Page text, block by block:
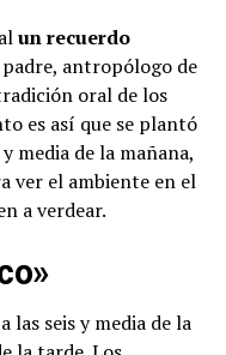
un recuerdo
antropólogo de
oral de los
es así que se plantó
media de la mañana,
ver el ambiente en el
a verdear.
las seis y media de la